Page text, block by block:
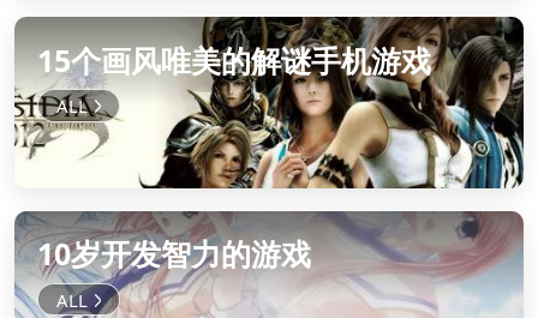
15个画风唯美的解谜手机游戏
10岁开发智力的游戏